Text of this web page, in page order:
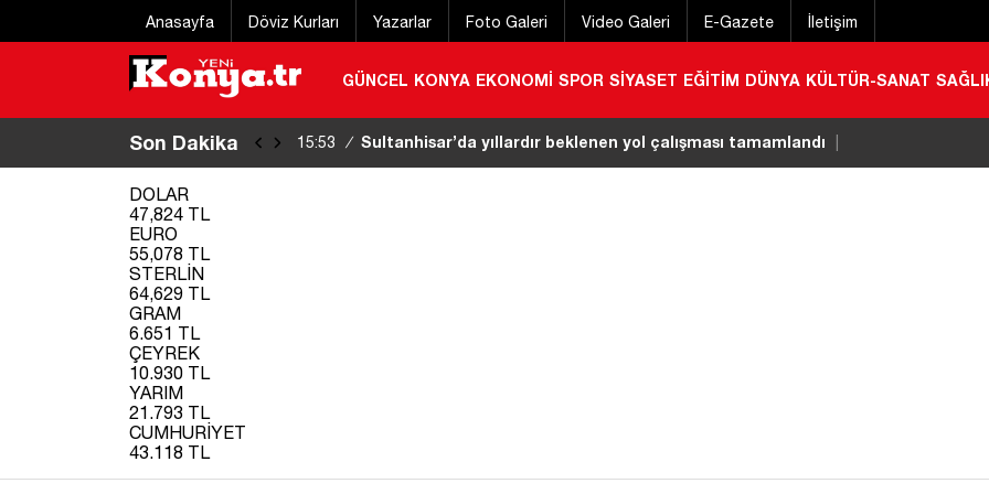
Anasayfa Döviz Kurları Yazarlar Foto Galeri Video Galeri E-Gazete İletişim
GÜNCEL KONYA EKONOMİ SPOR SİYASET EĞİTİM DÜNYA KÜLTÜR-SANAT
Son Dakika 15:44 / Tilki, kedi ve kirpi buluşması kameralara yansıdı |
DOLAR
47,824 TL
EURO
55,078 TL
STERLİN
64,629 TL
GRAM
6.651 TL
ÇEYREK
10.930 TL
YARIM
21.793 TL
CUMHURİYET
43.118 TL